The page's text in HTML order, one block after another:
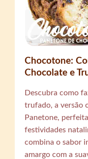
Chocotone:
Chocolate e
Descubra como
trufado, a versão
Panetone,
festividades
combina o sabor
amargo com a